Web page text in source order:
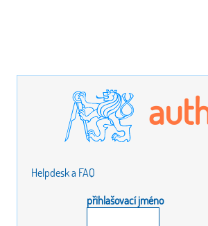
Helpdesk a FAQ
přihlašovací jméno